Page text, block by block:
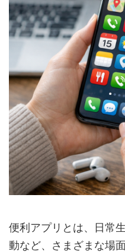
便利アプリとは、日常
動など、さまざまな場